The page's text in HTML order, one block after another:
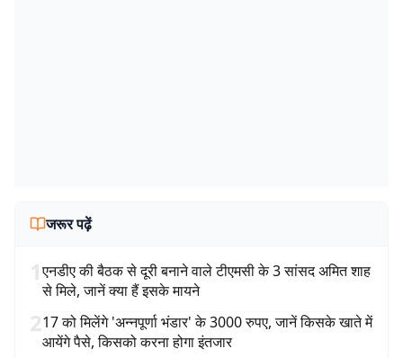
जरूर पढ़ें
1एनडीए की बैठक से दूरी बनाने वाले टीएमसी के 3 सांसद अमित शाह
से मिले, जानें क्या हैं इसके मायने
217 को मिलेंगे 'अन्नपूर्णा भंडार' के 3000 रुपए, जानें किसके खाते में
आयेंगे पैसे, किसको करना होगा इंतजार